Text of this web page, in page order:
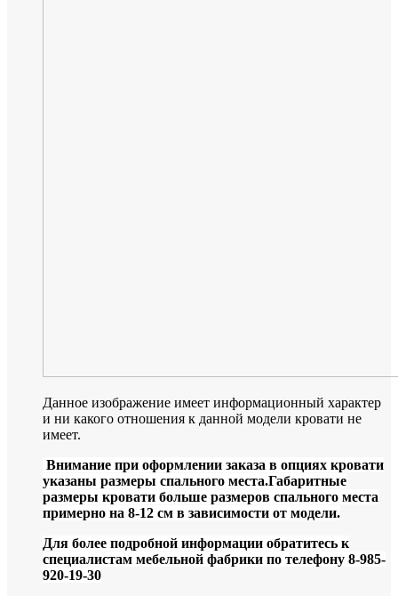
Данное изображение имеет информационный характер
и ни какого отношения к данной модели кровати не
имеет.
Внимание при оформлении заказа в опциях кровати
указаны размеры спального места.Габаритные
размеры кровати больше размеров спального места
примерно на 8-12 см в зависимости от модели.
Для более подробной информации обратитесь к
специалистам мебельной фабрики по телефону 8-985-
920-19-30